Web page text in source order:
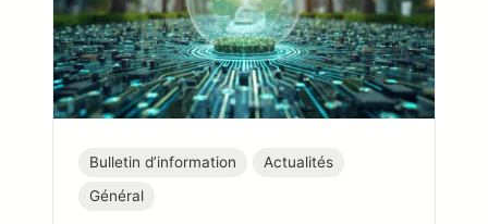
Bulletin d’information
Actualités
Général